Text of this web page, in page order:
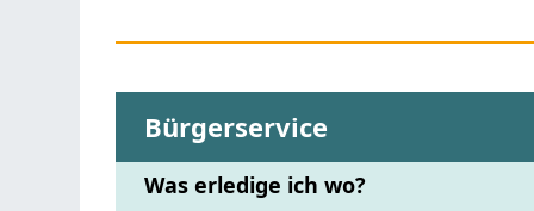
Bürgerservice
Was erledige ich wo?